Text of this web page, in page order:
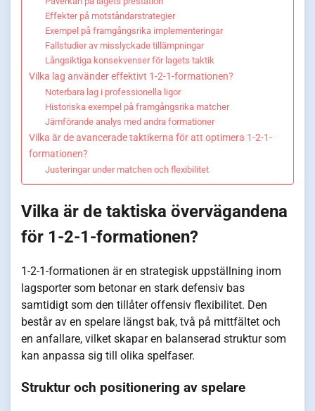
Effekter på motståndarstrategier
Exempel på framgångsrika implementeringar
Fallstudier av misslyckade tillämpningar
Långsiktiga konsekvenser för lagets taktik
Vilka lag använder effektivt 1-2-1-formationen?
Noterbara lag i professionella ligor
Historiska exempel på framgångsrika matcher
Jämförande analys med andra formationer
Vilka är de avancerade taktikerna för att optimera 1-2-1-
formationen?
Justeringar under matchen och flexibilitet
Vilka är de taktiska övervägandena
för 1-2-1-formationen?
1-2-1-formationen är en strategisk uppställning inom
lagsporter som betonar en stark defensiv bas
samtidigt som den tillåter offensiv flexibilitet. Den
består av en spelare längst bak, två på mittfältet och
en anfallare, vilket skapar en balanserad struktur som
kan anpassa sig till olika spelfaser.
Struktur och positionering av spelare